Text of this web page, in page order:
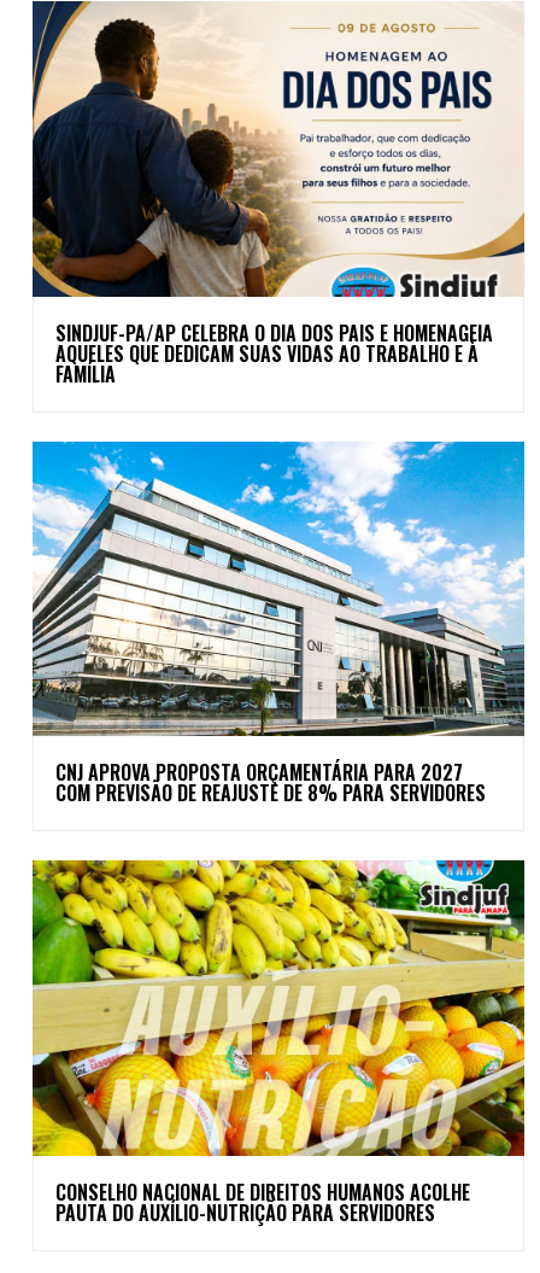
SINDJUF-PA/AP CELEBRA O DIA DOS PAIS E HOMENAGEIA
AQUELES QUE DEDICAM SUAS VIDAS AO TRABALHO E À
FAMÍLIA
CNJ APROVA PROPOSTA ORÇAMENTÁRIA PARA 2027
COM PREVISÃO DE REAJUSTE DE 8% PARA SERVIDORES
CONSELHO NACIONAL DE DIREITOS HUMANOS ACOLHE
PAUTA DO AUXÍLIO-NUTRIÇÃO PARA SERVIDORES